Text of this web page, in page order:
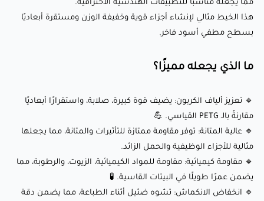
إعدادات الطباعة الموصى بها:
🛌درجة حرارة سطح الطباعة: 75-90°C (اختياري؛ يعمل بشكل جيد
على أسرة غير مُسخّنة باستخدام شريط لاصق أزرق أو غراء)
💨 سرعة المروحة: 100% (التبريد المحسن يحسن رابط الطبقات
وجودة السطح)
🏃‍♂️ سرعة الطباعة: حتى 150 ملم/ثانية (تُوصى السرعات البطيئة
للحصول على تفاصيل وقوة أفضل)
مما يجعله مناسبًا للتطبيقات الهندسية الاحترافية.
هذا الخيط مثالي لإنشاء أجزاء قوية وخفيفة الوزن ومستقرة أبعاديًا
بسطح مطفي أسود فاخر.
ما الذي يجعله مميزًا؟
🔹 تعزيز ألياف الكربون: يضيف قوة كبيرة، صلابة، واستقرارًا أبعاديًا
مقارنةً بالـ PETG القياسي. 💪
🔹 عالية المتانة: توفر مقاومة ممتازة للتأثيرات والمتانة، مما يجعلها
مثالية للأجزاء الوظيفية والحمل الزائد.
🔹 مقاومة كيميائية: مقاومة للمواد الكيميائية، الزيوت، والرطوبة، مما
يضمن عمرًا طويلًا في البيئات القاسية. 🧪
🔹 انخفاض الانكماش: تشوه ضئيل أثناء الطباعة، مما يضمن دقة